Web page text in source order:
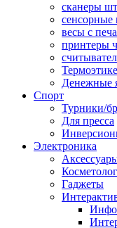
сканеры
сенсорные
весы с
принтеры
Денежные
Спорт
Турники/
Для пресса
Электроника
Гаджеты